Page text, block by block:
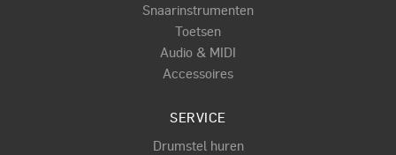
Snaarinstrumenten
Toetsen
Audio & MIDI
Accessoires
SERVICE
Drumstel huren